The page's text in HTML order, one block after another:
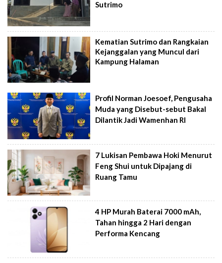
Sutrimo
Kematian Sutrimo dan Rangkaian
Kejanggalan yang Muncul dari
Kampung Halaman
Profil Norman Joesoef, Pengusaha
Muda yang Disebut-sebut Bakal
Dilantik Jadi Wamenhan RI
7 Lukisan Pembawa Hoki Menurut
Feng Shui untuk Dipajang di
Ruang Tamu
4 HP Murah Baterai 7000 mAh,
Tahan hingga 2 Hari dengan
Performa Kencang